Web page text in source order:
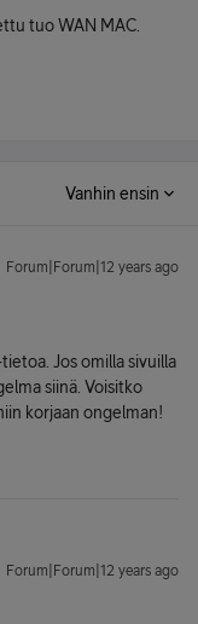
tuo WAN MAC.
Vanhin ensin
Forum|Forum|12 years ago
Jos omilla sivuilla
siinä. Voisitko
korjaan ongelman!
Forum|Forum|12 years ago